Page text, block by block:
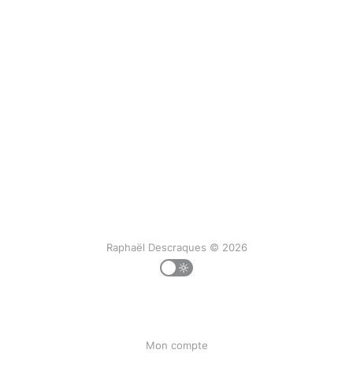
Raphaël Descraques © 2026
Mon compte